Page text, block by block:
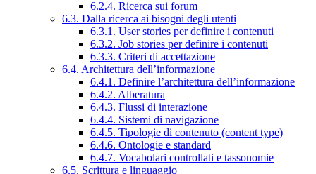
6.2.4. Ricerca sui forum
6.3. Dalla ricerca ai bisogni degli utenti
6.3.1. User stories per definire i contenuti
6.3.2. Job stories per definire i contenuti
6.3.3. Criteri di accettazione
6.4. Architettura dell’informazione
6.4.1. Definire l’architettura dell’informazione
6.4.2. Alberatura
6.4.3. Flussi di interazione
6.4.4. Sistemi di navigazione
6.4.5. Tipologie di contenuto (content type)
6.4.6. Ontologie e standard
6.4.7. Vocabolari controllati e tassonomie
6.5. Scrittura e linguaggio